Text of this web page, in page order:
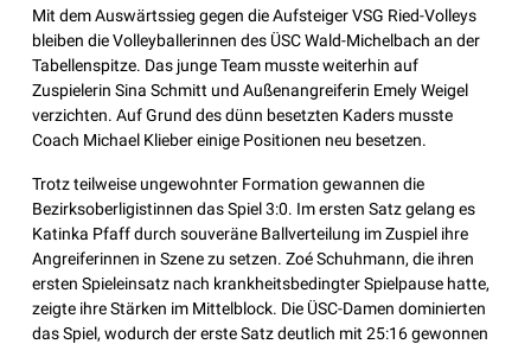
Mit dem Auswärtssieg gegen die Aufsteiger VSG Ried-Volleys
bleiben die Volleyballerinnen des ÜSC Wald-Michelbach an der
Tabellenspitze. Das junge Team musste weiterhin auf
Zuspielerin Sina Schmitt und Außenangreiferin Emely Weigel
verzichten. Auf Grund des dünn besetzten Kaders musste
Coach Michael Klieber einige Positionen neu besetzen.
Trotz teilweise ungewohnter Formation gewannen die
Bezirksoberligistinnen das Spiel 3:0. Im ersten Satz gelang es
Katinka Pfaff durch souveräne Ballverteilung im Zuspiel ihre
Angreiferinnen in Szene zu setzen. Zoé Schuhmann, die ihren
ersten Spieleinsatz nach krankheitsbedingter Spielpause hatte,
zeigte ihre Stärken im Mittelblock. Die ÜSC-Damen dominierten
das Spiel, wodurch der erste Satz deutlich mit 25:16 gewonnen